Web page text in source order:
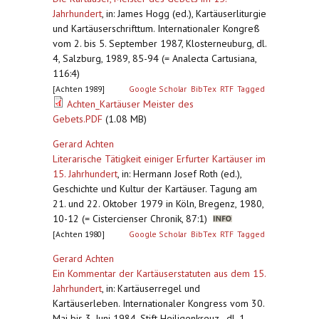
Jahrhundert, in: James Hogg (ed.), Kartäuserliturgie
und Kartäuserschrifttum. Internationaler Kongreß
vom 2. bis 5. September 1987, Klosterneuburg, dl.
4, Salzburg, 1989, 85-94 (= Analecta Cartusiana,
116:4)
[Achten 1989] Google Scholar BibTex RTF Tagged
Achten_Kartäuser Meister des
Gebets.PDF (1.08 MB)
Gerard Achten
Literarische Tätigkeit einiger Erfurter Kartäuser im
15. Jahrhundert, in: Hermann Josef Roth (ed.),
Geschichte und Kultur der Kartäuser. Tagung am
21. und 22. Oktober 1979 in Köln, Bregenz, 1980,
10-12 (= Cistercienser Chronik, 87:1)
[Achten 1980] Google Scholar BibTex RTF Tagged
Gerard Achten
Ein Kommentar der Kartäuserstatuten aus dem 15.
Jahrhundert, in: Kartäuserregel und
Kartäuserleben. Internationaler Kongress vom 30.